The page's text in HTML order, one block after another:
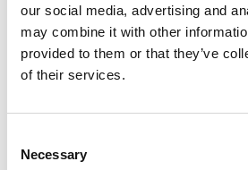
our social media, advertising and
may combine it with other
provided to them or that they’ve
of their services.
Selection
Necessary
Vandtætte blæsere er
konstrueret til at kunne modstå vand,
og andre forurenende stoffer, der
hårdt industrielt miljø eller f.eks. medic